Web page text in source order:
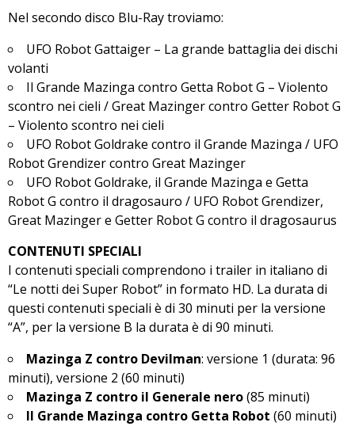
Nel secondo disco Blu-Ray troviamo:
UFO Robot Gattaiger – La grande battaglia dei dischi
volanti
Il Grande Mazinga contro Getta Robot G – Violento
scontro nei cieli / Great Mazinger contro Getter Robot G
– Violento scontro nei cieli
UFO Robot Goldrake contro il Grande Mazinga / UFO
Robot Grendizer contro Great Mazinger
UFO Robot Goldrake, il Grande Mazinga e Getta
Robot G contro il dragosauro / UFO Robot Grendizer,
Great Mazinger e Getter Robot G contro il dragosaurus
CONTENUTI SPECIALI
I contenuti speciali comprendono i trailer in italiano di
“Le notti dei Super Robot” in formato HD. La durata di
questi contenuti speciali è di 30 minuti per la versione
“A”, per la versione B la durata è di 90 minuti.
Mazinga Z contro Devilman: versione 1 (durata: 96
minuti), versione 2 (60 minuti)
Mazinga Z contro il Generale nero(85 minuti)
Il Grande Mazinga contro Getta Robot (60 minuti)